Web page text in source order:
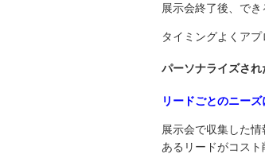
展示会終了後、で
タイミングよくア
パーソナライズされ
リードごとのニー
展示会で収集した
あるリードがコス